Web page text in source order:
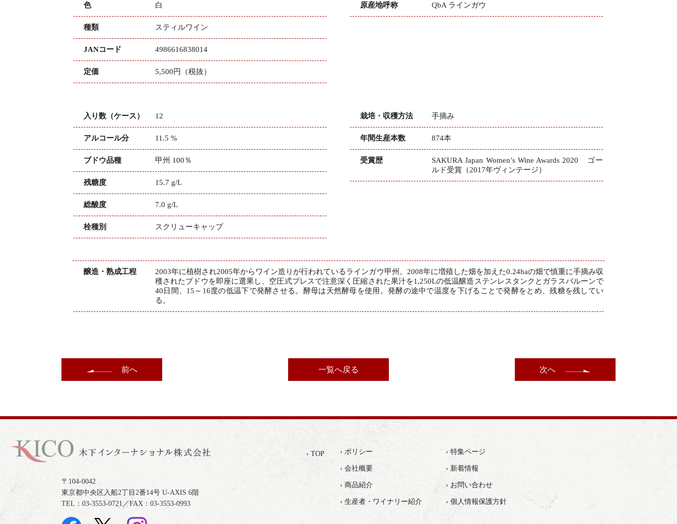
色 白
種類 スティルワイン
JANコード 4986616838014
定価 5,500円（税抜）
原産地呼称 QbA ラインガウ
入り数（ケース） 12
アルコール分 11.5 %
ブドウ品種 甲州 100％
残糖度 15.7 g/L
総酸度 7.0 g/L
栓種別 スクリューキャップ
栽培・収穫方法 手摘み
年間生産本数 874本
受賞歴
SAKURA Japan Women’s Wine Awards 2020 ゴー
ルド受賞（2017年ヴィンテージ）
醸造・熟成工程
2003年に植樹され2005年からワイン造りが行われているラインガウ甲州。2008年に増殖した畑を加えた0.24haの畑で慎重に手摘み収
穫されたブドウを即座に選果し、空圧式プレスで注意深く圧縮された果汁を1,250Lの低温醸造ステンレスタンクとガラスバルーンで
40日間、15～16度の低温下で発酵させる。酵母は天然酵母を使用。発酵の途中で温度を下げることで発酵をとめ、残糖を残してい
る。
前へ 一覧へ戻る 次へ
〒104-0042
東京都中央区入船2丁目2番14号 U-AXIS 6階
TEL：03-3553-0721／FAX：03-3553-0993
› TOP › ポリシー › 特集ページ
› 会社概要 › 新着情報
› 商品紹介 › お問い合わせ
› 生産者・ワイナリー紹介 › 個人情報保護方針